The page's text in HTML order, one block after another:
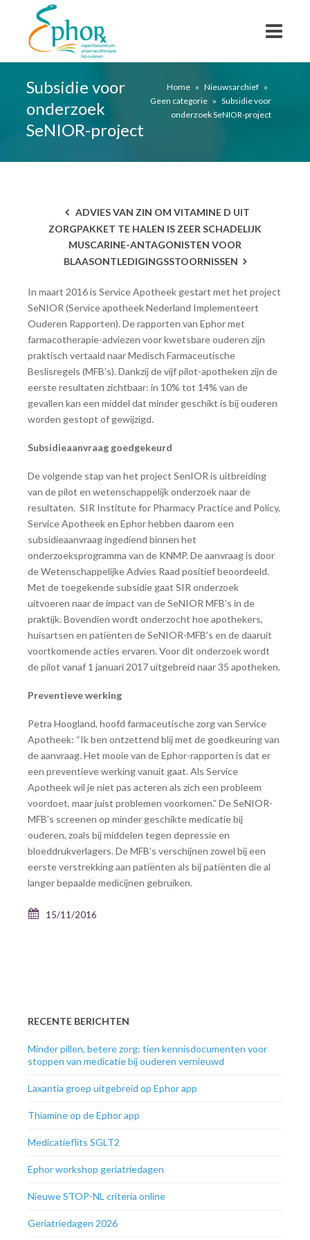
Subsidie voor
onderzoek
SeNIOR-project
Home » Nieuwsarchief »
Geen categorie » Subsidie voor
onderzoek SeNIOR-project
ADVIES VAN ZIN OM VITAMINE D UIT
ZORGPAKKET TE HALEN IS ZEER SCHADELIJK
MUSCARINE-ANTAGONISTEN VOOR
BLAASONTLEDIGINGSSTOORNISSEN
In maart 2016 is Service Apotheek gestart met het project
SeNIOR (Service apotheek Nederland Implementeert
Ouderen Rapporten). De rapporten van Ephor met
farmacotherapie-adviezen voor kwetsbare ouderen zijn
praktisch vertaald naar Medisch Farmaceutische
Beslisregels (MFB’s). Dankzij de vijf pilot-apotheken zijn de
eerste resultaten zichtbaar: in 10% tot 14% van de
gevallen kan een middel dat minder geschikt is bij ouderen
worden gestopt of gewijzigd.
Subsidieaanvraag goedgekeurd
De volgende stap van het project SenIOR is uitbreiding
van de pilot en wetenschappelijk onderzoek naar de
resultaten. SIR Institute for Pharmacy Practice and Policy,
Service Apotheek en Ephor hebben daarom een
subsidieaanvraag ingediend binnen het
onderzoeksprogramma van de KNMP. De aanvraag is door
de Wetenschappelijke Advies Raad positief beoordeeld.
Met de toegekende subsidie gaat SIR onderzoek
uitvoeren naar de impact van de SeNIOR MFB’s in de
praktijk. Bovendien wordt onderzocht hoe apothekers,
huisartsen en patiënten de SeNIOR-MFB’s en de daaruit
voortkomende acties ervaren. Voor dit onderzoek wordt
de pilot vanaf 1 januari 2017 uitgebreid naar 35 apotheken.
Preventieve werking
Petra Hoogland, hoofd farmaceutische zorg van Service
Apotheek: “Ik ben ontzettend blij met de goedkeuring van
de aanvraag. Het mooie van de Ephor-rapporten is dat er
een preventieve werking vanuit gaat. Als Service
Apotheek wil je niet pas acteren als zich een probleem
voordoet, maar juist problemen voorkomen.” De SeNIOR-
MFB’s screenen op minder geschikte medicatie bij
ouderen, zoals bij middelen tegen depressie en
bloeddrukverlagers. De MFB’s verschijnen zowel bij een
eerste verstrekking aan patiënten als bij patiënten die al
langer bepaalde medicijnen gebruiken.
15/11/2016
RECENTE BERICHTEN
Minder pillen, betere zorg: tien kennisdocumenten voor
stoppen van medicatie bij ouderen vernieuwd
Laxantia groep uitgebreid op Ephor app
Thiamine op de Ephor app
Medicatieflits SGLT2
Ephor workshop geriatriedagen
Nieuwe STOP-NL criteria online
Geriatriedagen 2026